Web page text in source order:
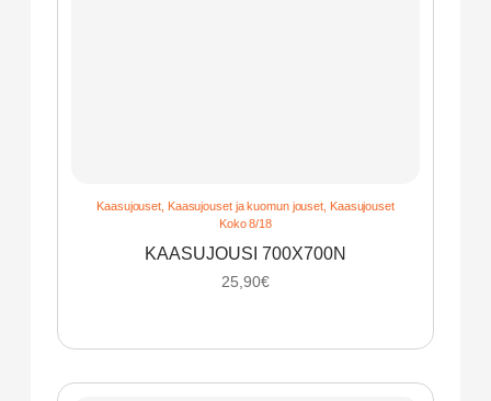
Kaasujouset Kaasujouset ja kuomun jouset
Kaasujouset
Koko 8/18
KAASUJOUSI 700X700N
25,90€